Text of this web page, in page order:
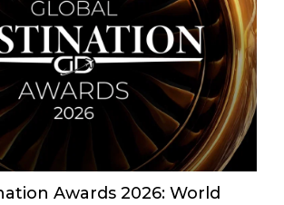
Awards 2026: World